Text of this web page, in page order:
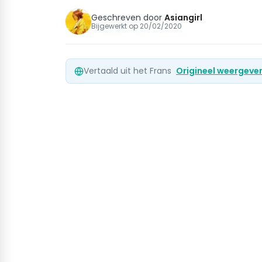
Geschreven door Asiangirl
Bijgewerkt op 20/02/2020
Vertaald uit het Frans Origineel